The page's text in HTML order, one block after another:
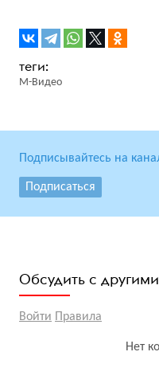
М-Видео
Подписывайтесь на
Подписаться
Обсудить с
Войти Правила
Нет